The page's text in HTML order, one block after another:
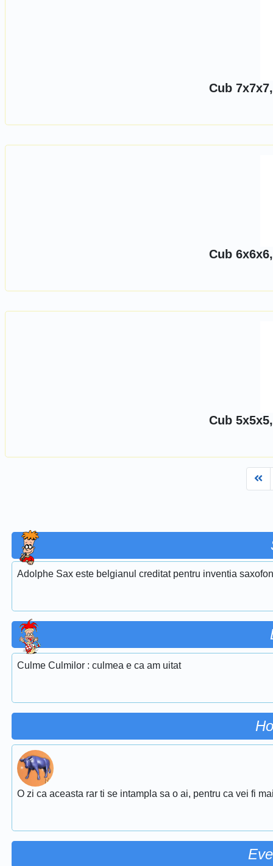
Cub
Cub
Cub
Adolphe Sax este belgianul creditat pentru inventia
Culme Culmilor : culmea e ca am uitat
O zi ca aceasta rar ti se intampla sa o ai, pentru ca vei fi